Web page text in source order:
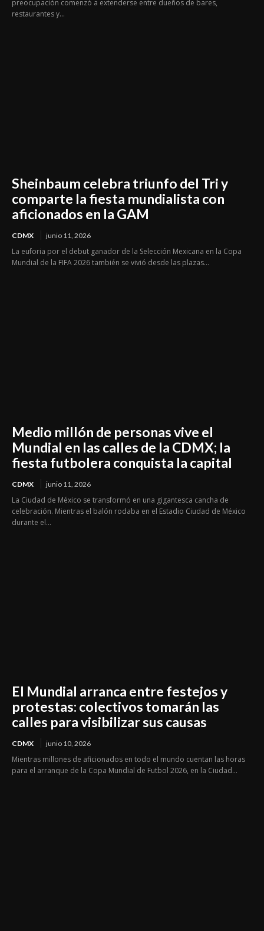
preocupación comenzó a extenderse entre dueños de bares,
restaurantes y...
Sheinbaum celebra triunfo del Tri y
comparte la fiesta mundialista con
aficionados en la GAM
CDMX junio 11, 2026
La euforia por el debut ganador de la Selección Mexicana en la Copa
Mundial de la FIFA 2026 también se vivió desde las plazas...
Medio millón de personas vive el
Mundial en las calles de la CDMX; la
fiesta futbolera conquista la capital
CDMX junio 11, 2026
La Ciudad de México se transformó en una gigantesca cancha de
celebración. Mientras el balón rodaba en el Estadio Ciudad de México
durante el...
El Mundial arranca entre festejos y
protestas: colectivos tomarán las
calles para visibilizar sus causas
CDMX junio 10, 2026
Mientras millones de aficionados en todo el mundo cuentan las horas
para el arranque de la Copa Mundial de Futbol 2026, en la Ciudad...